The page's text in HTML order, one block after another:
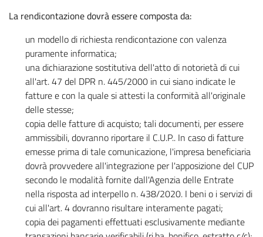
La rendicontazione dovrà essere composta da:
un modello di richiesta rendicontazione con valenza
puramente informatica;
una dichiarazione sostitutiva dell'atto di notorietà di cui
all'art. 47 del DPR n. 445/2000 in cui siano indicate le
fatture e con la quale si attesti la conformità all'originale
delle stesse;
copia delle fatture di acquisto; tali documenti, per essere
ammissibili, dovranno riportare il C.U.P.. In caso di fatture
emesse prima di tale comunicazione, l'impresa beneficiaria
dovrà provvedere all'integrazione per l'apposizione del CUP
secondo le modalità fornite dall'Agenzia delle Entrate
nella risposta ad interpello n. 438/2020. I beni o i servizi di
cui all'art. 4 dovranno risultare interamente pagati;
copia dei pagamenti effettuati esclusivamente mediante